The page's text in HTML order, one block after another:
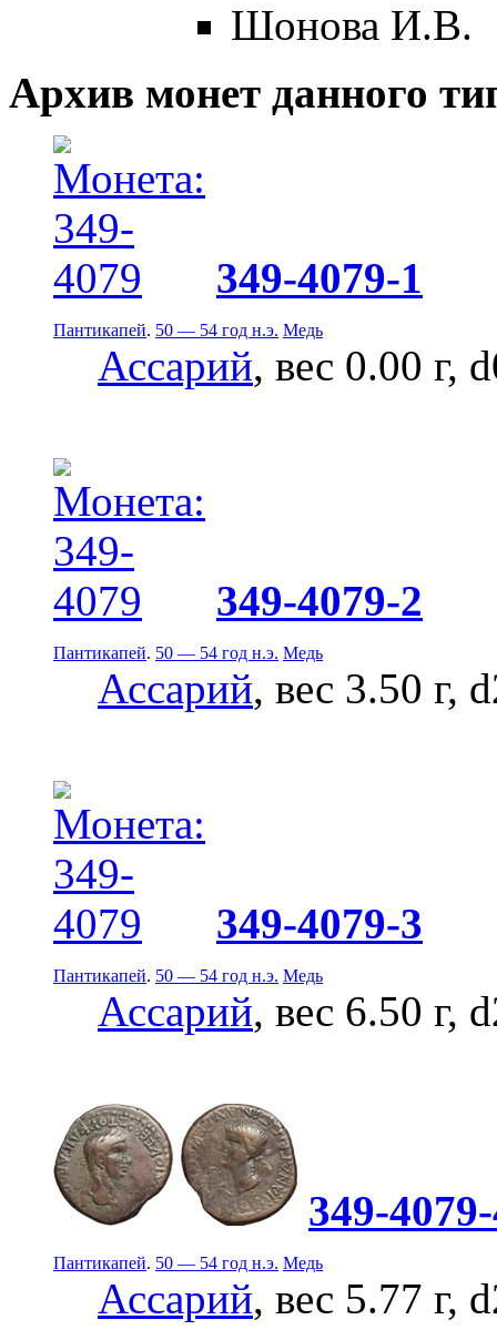
Шонова И.В.
Архив монет данного
349-4079-1
Пантикапей. 50 — 54 год н.э. Медь
Ассарий, вес 0.00 г,
349-4079-2
Пантикапей. 50 — 54 год н.э. Медь
Ассарий, вес 3.50 г,
349-4079-3
Пантикапей. 50 — 54 год н.э. Медь
Ассарий, вес 6.50 г,
349-
Пантикапей. 50 — 54 год н.э. Медь
Ассарий, вес 5.77 г,